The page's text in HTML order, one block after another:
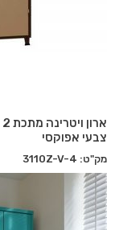
צבעי אפוקסי
מק"ט: 3110Z-V-4